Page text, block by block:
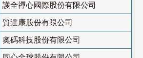
護全禪心國際股份有限公司
質達康股份有限公司
奧碼科技股份有限公司